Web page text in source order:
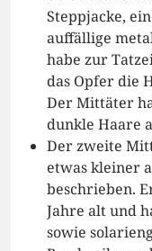
Steppjacke,
auffällige
habe zur
das Opfer die
Der Mittäter
dunkle Haare
Der zweite
etwas kleiner
beschrieben.
Jahre alt und
sowie